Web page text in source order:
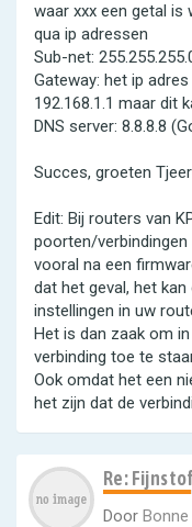
waar xxx een getal is
qua ip adressen
Sub-net:
Gateway: het ip
192.168.1.1 maar dit
DNS server: 8.8.8.8
Succes, groeten
Edit: Bij routers van
poorten/
vooral na een
dat het geval, het
instellingen in uw
Het is dan zaak om
verbinding toe te
Ook omdat het een
het zijn dat de
Re:
Door Bonne